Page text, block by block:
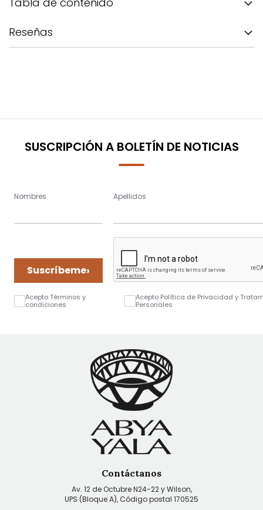
Reseñas
SUSCRIPCIÓN A BOLETÍN DE NOTICIAS
Nombres Apellidos
Suscríbeme›
Acepto Términos y
condiciones
Acepto Política de Privacidad y
Personales
Contáctanos
Av. 12 de Octubre N24-22 y Wilson,
UPS (Bloque A), Código postal 170525